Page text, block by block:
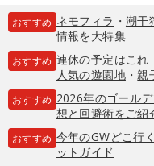
おすすめ ネモフィラ ・ 潮干
情報を大特集
おすすめ 連休の予定はこれ
人気の遊園地・親
おすすめ 2026年のゴール
想と回避術をご紹
おすすめ 今年のGWどこ行
ットガイド